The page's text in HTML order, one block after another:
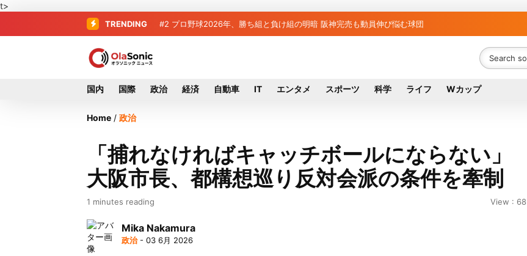
t>
TRENDING #2 プロ野球2026年、勝ち組と負け組の明暗 阪神完売も動員伸び悩む球団
#3 ＜訃報＞元自民党参院議員の藤野公孝氏が死去、78歳 妻は料理研究家の真紀子氏
国内 国際 政治 経済 自動車 IT エンタメ スポーツ 科学 ライフ Wカップ
Home / 政治
「捕れなければキャッチボールにならない」
大阪市長、都構想巡り反対会派の条件を牽制
1 minutes reading View : 68
Mika Nakamura
政治- 03 6月 2026